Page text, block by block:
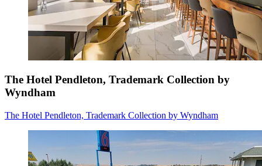
The Hotel Pendleton, Trademark Collection by
Wyndham
The Hotel Pendleton, Trademark Collection by Wyndham